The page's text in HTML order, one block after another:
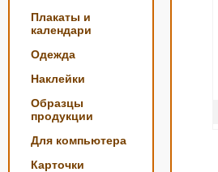
Плакаты и
календари
Одежда
Наклейки
Образцы
продукции
Для компьютера
Карточки